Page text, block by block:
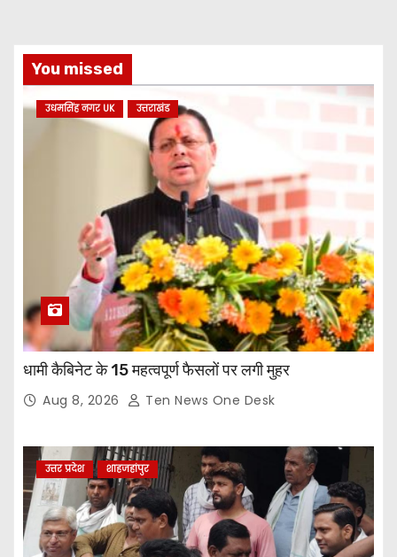
You missed
उधमसिंह नगर UK उत्तराखंड
धामी कैबिनेट के 15 महत्वपूर्ण फैसलों पर लगी मुहर
Aug 8, 2026 Ten News One Desk
उत्तर प्रदेश शाहजहांपुर